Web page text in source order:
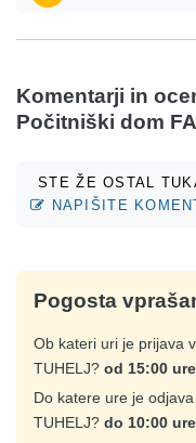
Komentarji in
Počitniški dom
STE ŽE OSTAL
NAPIŠITE
Pogosta
Ob kateri uri je prijava
TUHELJ? od 15:00 ure
Do katere ure je
TUHELJ? do 10:00 ure